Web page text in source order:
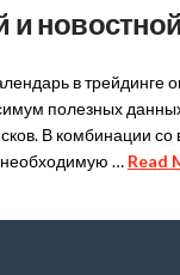
в
полезных
В комбинации
… Read